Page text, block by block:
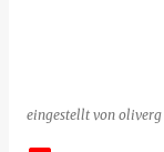
eingestellt von oliverg